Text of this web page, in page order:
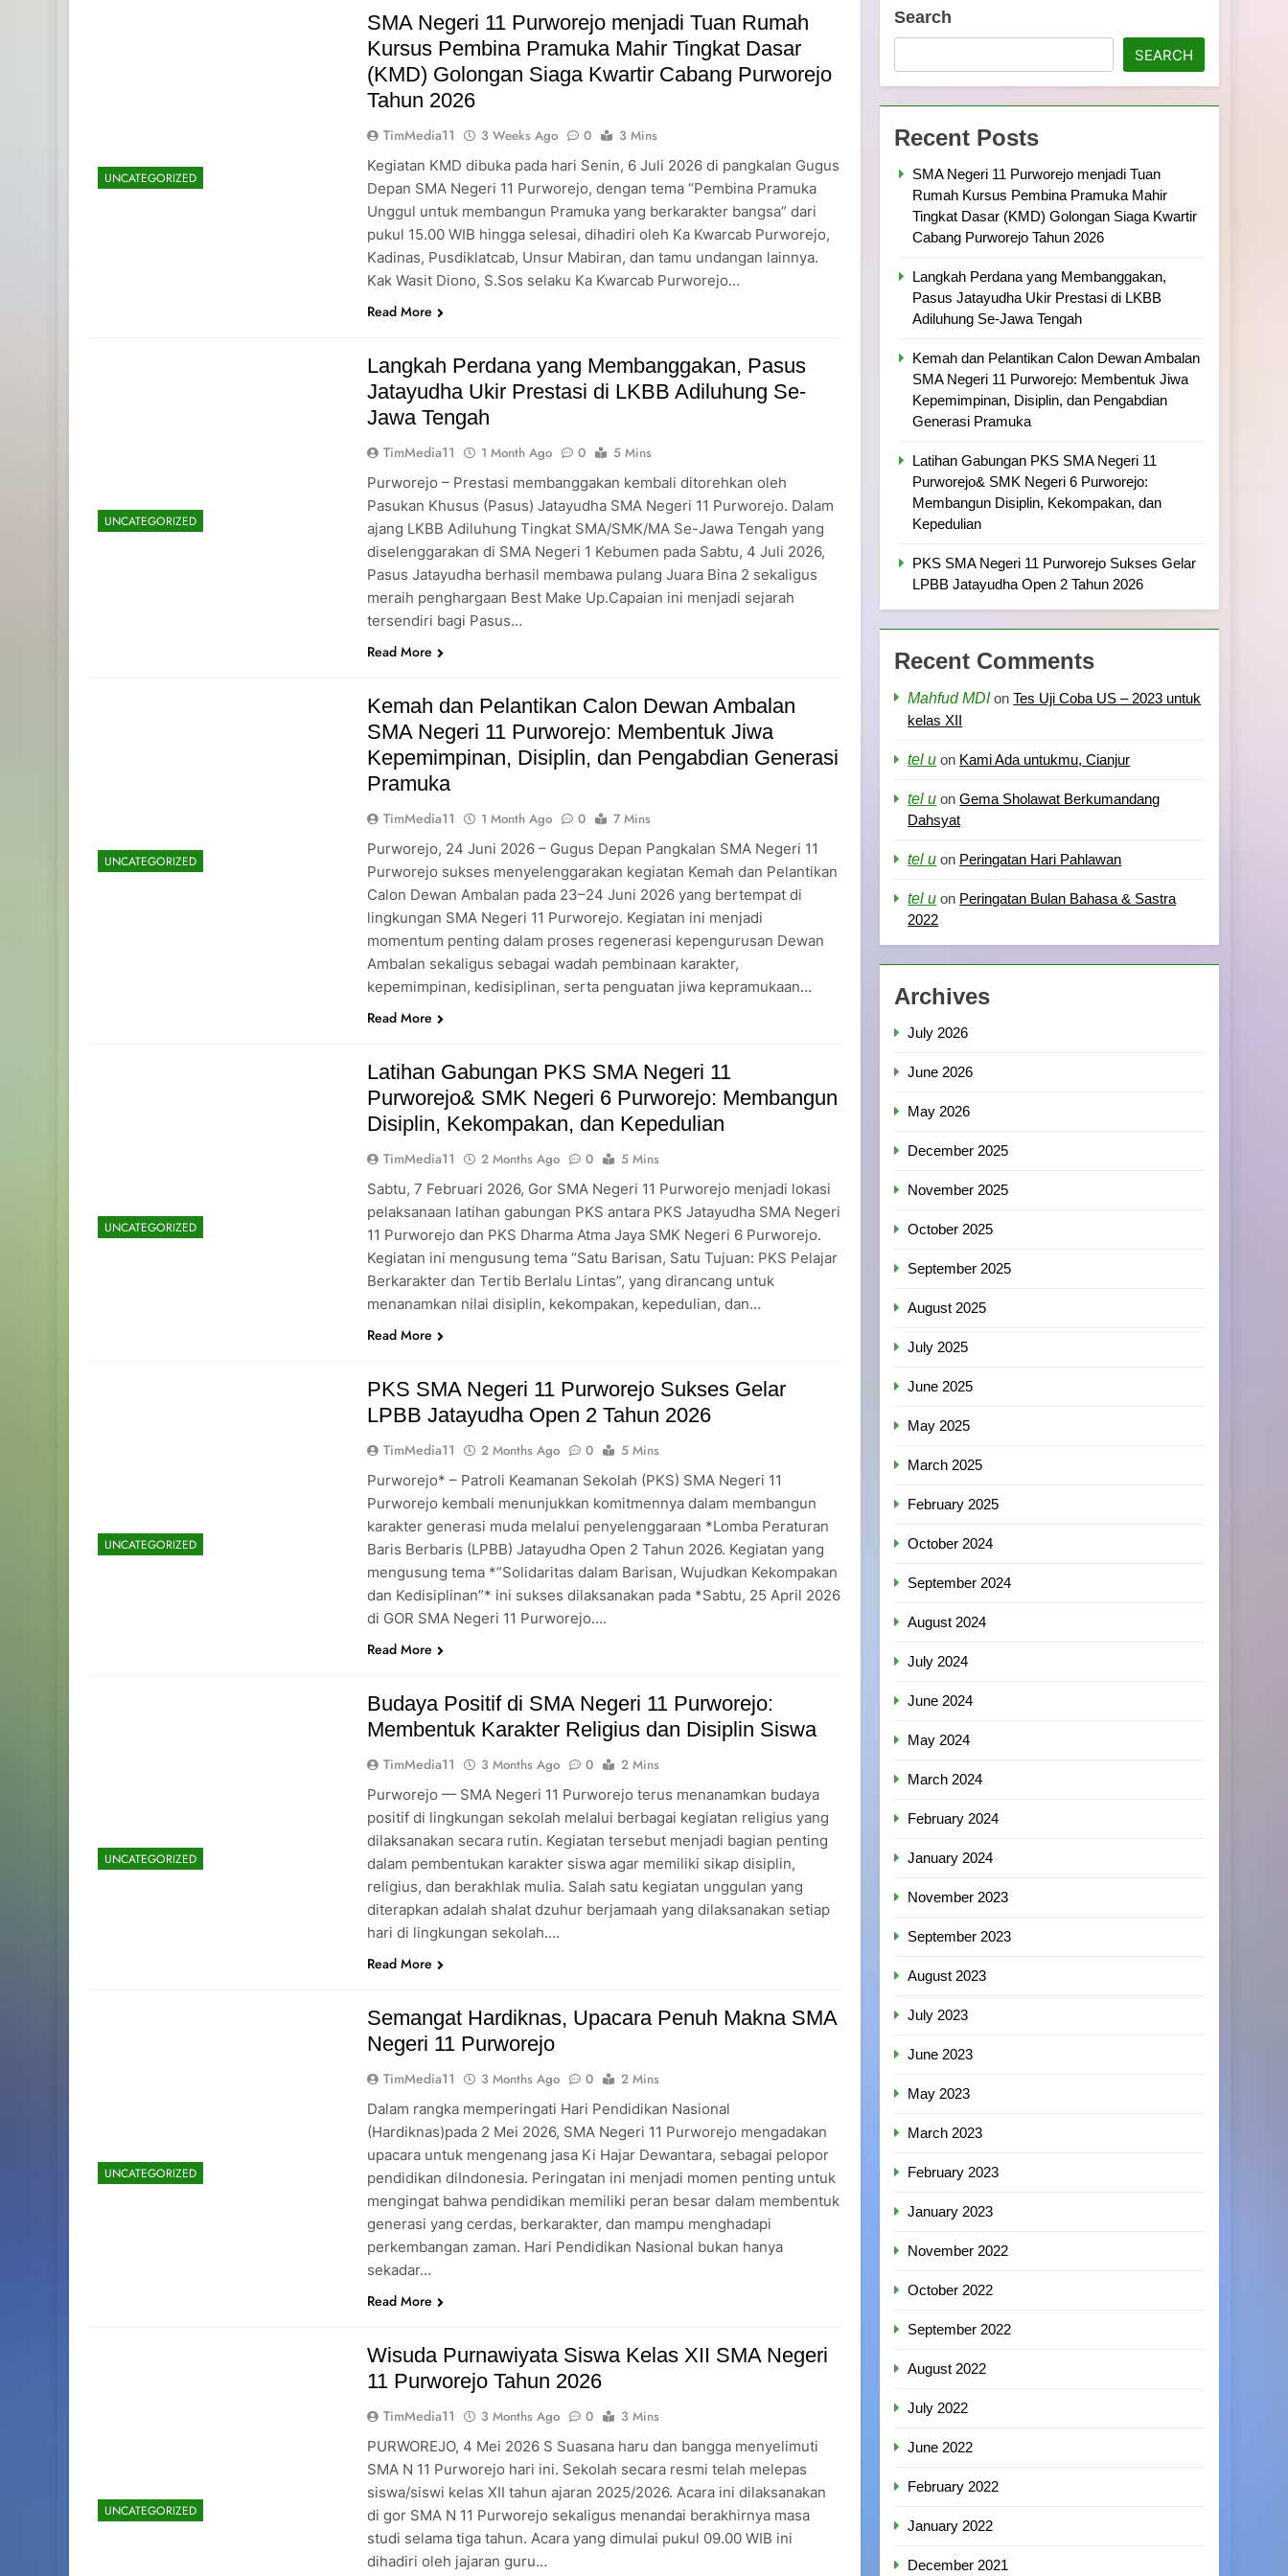
Pengabdian Generasi Pramuka
UNCATEGORIZED
SMA Negeri 11 Purworejo menjadi Tuan Rumah
Kursus Pembina Pramuka Mahir Tingkat Dasar
(KMD) Golongan Siaga Kwartir Cabang Purworejo
Tahun 2026
TimMedia11 3 Weeks Ago 0
3 Mins
Kegiatan KMD dibuka pada hari Senin, 6 Juli 2026 di pangkalan Gugus
Depan SMA Negeri 11 Purworejo, dengan tema “Pembina Pramuka
Unggul untuk membangun Pramuka yang berkarakter bangsa” dari
pukul 15.00 WIB hingga selesai, dihadiri oleh Ka Kwarcab Purworejo,
Kadinas, Pusdiklatcab, Unsur Mabiran, dan tamu undangan lainnya.
Kak Wasit Diono, S.Sos selaku Ka Kwarcab Purworejo…
Read More
UNCATEGORIZED
Langkah Perdana yang Membanggakan, Pasus
Jatayudha Ukir Prestasi di LKBB Adiluhung Se-
Jawa Tengah
TimMedia11 1 Month Ago 0
5 Mins
Purworejo – Prestasi membanggakan kembali ditorehkan oleh
Pasukan Khusus (Pasus) Jatayudha SMA Negeri 11 Purworejo. Dalam
ajang LKBB Adiluhung Tingkat SMA/SMK/MA Se-Jawa Tengah yang
diselenggarakan di SMA Negeri 1 Kebumen pada Sabtu, 4 Juli 2026,
Pasus Jatayudha berhasil membawa pulang Juara Bina 2 sekaligus
meraih penghargaan Best Make Up.Capaian ini menjadi sejarah
tersendiri bagi Pasus…
Read More
UNCATEGORIZED
Kemah dan Pelantikan Calon Dewan Ambalan
SMA Negeri 11 Purworejo: Membentuk Jiwa
Kepemimpinan, Disiplin, dan Pengabdian Generasi
Pramuka
TimMedia11 1 Month Ago 0
7 Mins
Purworejo, 24 Juni 2026 – Gugus Depan Pangkalan SMA Negeri 11
Purworejo sukses menyelenggarakan kegiatan Kemah dan Pelantikan
Calon Dewan Ambalan pada 23–24 Juni 2026 yang bertempat di
lingkungan SMA Negeri 11 Purworejo. Kegiatan ini menjadi
momentum penting dalam proses regenerasi kepengurusan Dewan
Ambalan sekaligus sebagai wadah pembinaan karakter,
kepemimpinan, kedisiplinan, serta penguatan jiwa kepramukaan…
Read More
UNCATEGORIZED
Latihan Gabungan PKS SMA Negeri 11
Purworejo& SMK Negeri 6 Purworejo: Membangun
Disiplin, Kekompakan, dan Kepedulian
TimMedia11 2 Months Ago 0
5 Mins
Sabtu, 7 Februari 2026, Gor SMA Negeri 11 Purworejo menjadi lokasi
pelaksanaan latihan gabungan PKS antara PKS Jatayudha SMA Negeri
11 Purworejo dan PKS Dharma Atma Jaya SMK Negeri 6 Purworejo.
Kegiatan ini mengusung tema “Satu Barisan, Satu Tujuan: PKS Pelajar
Berkarakter dan Tertib Berlalu Lintas”, yang dirancang untuk
menanamkan nilai disiplin, kekompakan, kepedulian, dan…
Read More
UNCATEGORIZED
PKS SMA Negeri 11 Purworejo Sukses Gelar
LPBB Jatayudha Open 2 Tahun 2026
TimMedia11 2 Months Ago 0
5 Mins
Purworejo* – Patroli Keamanan Sekolah (PKS) SMA Negeri 11
Purworejo kembali menunjukkan komitmennya dalam membangun
karakter generasi muda melalui penyelenggaraan *Lomba Peraturan
Baris Berbaris (LPBB) Jatayudha Open 2 Tahun 2026. Kegiatan yang
mengusung tema *”Solidaritas dalam Barisan, Wujudkan Kekompakan
dan Kedisiplinan”* ini sukses dilaksanakan pada *Sabtu, 25 April 2026
di GOR SMA Negeri 11 Purworejo….
Read More
UNCATEGORIZED
Budaya Positif di SMA Negeri 11 Purworejo:
Membentuk Karakter Religius dan Disiplin Siswa
TimMedia11 3 Months Ago 0
2 Mins
Purworejo — SMA Negeri 11 Purworejo terus menanamkan budaya
positif di lingkungan sekolah melalui berbagai kegiatan religius yang
dilaksanakan secara rutin. Kegiatan tersebut menjadi bagian penting
dalam pembentukan karakter siswa agar memiliki sikap disiplin,
religius, dan berakhlak mulia. Salah satu kegiatan unggulan yang
diterapkan adalah shalat dzuhur berjamaah yang dilaksanakan setiap
hari di lingkungan sekolah….
Read More
UNCATEGORIZED
Semangat Hardiknas, Upacara Penuh Makna SMA
Negeri 11 Purworejo
TimMedia11 3 Months Ago 0
2 Mins
Dalam rangka memperingati Hari Pendidikan Nasional
(Hardiknas)pada 2 Mei 2026, SMA Negeri 11 Purworejo mengadakan
upacara untuk mengenang jasa Ki Hajar Dewantara, sebagai pelopor
pendidikan diIndonesia. Peringatan ini menjadi momen penting untuk
mengingat bahwa pendidikan memiliki peran besar dalam membentuk
generasi yang cerdas, berkarakter, dan mampu menghadapi
perkembangan zaman. Hari Pendidikan Nasional bukan hanya
sekadar…
Read More
UNCATEGORIZED
Wisuda Purnawiyata Siswa Kelas XII SMA Negeri
11 Purworejo Tahun 2026
TimMedia11 3 Months Ago 0
3 Mins
PURWOREJO, 4 Mei 2026 S Suasana haru dan bangga menyelimuti
SMA N 11 Purworejo hari ini. Sekolah secara resmi telah melepas
siswa/siswi kelas XII tahun ajaran 2025/2026. Acara ini dilaksanakan
di gor SMA N 11 Purworejo sekaligus menandai berakhirnya masa
studi selama tiga tahun. Acara yang dimulai pukul 09.00 WIB ini
dihadiri oleh jajaran guru…
Search
SEARCH
Recent Posts
SMA Negeri 11 Purworejo menjadi Tuan
Rumah Kursus Pembina Pramuka Mahir
Tingkat Dasar (KMD) Golongan Siaga Kwartir
Cabang Purworejo Tahun 2026
Langkah Perdana yang Membanggakan,
Pasus Jatayudha Ukir Prestasi di LKBB
Adiluhung Se-Jawa Tengah
Kemah dan Pelantikan Calon Dewan Ambalan
SMA Negeri 11 Purworejo: Membentuk Jiwa
Kepemimpinan, Disiplin, dan Pengabdian
Generasi Pramuka
Latihan Gabungan PKS SMA Negeri 11
Purworejo& SMK Negeri 6 Purworejo:
Membangun Disiplin, Kekompakan, dan
Kepedulian
PKS SMA Negeri 11 Purworejo Sukses Gelar
LPBB Jatayudha Open 2 Tahun 2026
Recent Comments
Mahfud MDIonTes Uji Coba US – 2023 untuk
kelas XII
tel u on Kami Ada untukmu, Cianjur
tel u onGema Sholawat Berkumandang
Dahsyat
tel u on Peringatan Hari Pahlawan
tel u on Peringatan Bulan Bahasa & Sastra
2022
Archives
July 2026
June 2026
May 2026
December 2025
November 2025
October 2025
September 2025
August 2025
July 2025
June 2025
May 2025
March 2025
February 2025
October 2024
September 2024
August 2024
July 2024
June 2024
May 2024
March 2024
February 2024
January 2024
November 2023
September 2023
August 2023
July 2023
June 2023
May 2023
March 2023
February 2023
January 2023
November 2022
October 2022
September 2022
August 2022
July 2022
June 2022
February 2022
January 2022
December 2021